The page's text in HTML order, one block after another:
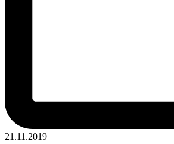
21.11.2019